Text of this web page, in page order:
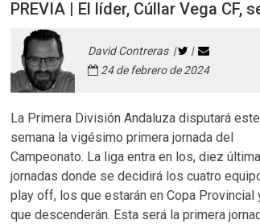
PREVIA | El líder, Cúllar Vega
David Contreras |
|
24 de febrero de 2024
La Primera División Andaluza disputará
semana la vigésimo primera jornada del
Campeonato. La liga entra en los, diez
jornadas donde se decidirá los cuatro
play off, los que estarán en Copa Provincial
que descenderán. Esta será la primera